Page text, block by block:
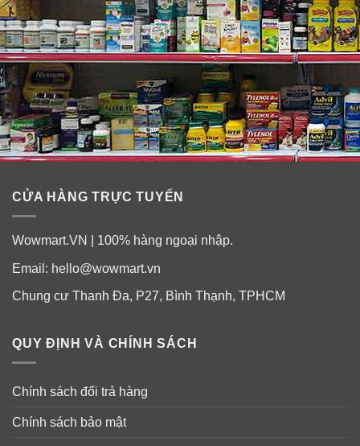
CỬA HÀNG TRỰC TUYẾN
Wowmart.VN | 100% hàng ngoại nhập.
Email: hello@wowmart.vn
Chung cư Thanh Đa, P27, Bình Thạnh, TPHCM
QUY ĐỊNH VÀ CHÍNH SÁCH
Chính sách đổi trả hàng
Chính sách bảo mật